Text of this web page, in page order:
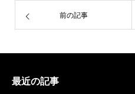
前の記事
最近の記事